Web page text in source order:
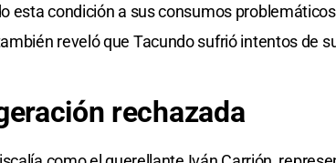
esta condición a sus consumos
reveló que Tacundo sufrió intentos de
rechazada